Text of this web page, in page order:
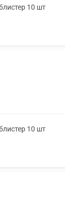
10 шт
10 шт